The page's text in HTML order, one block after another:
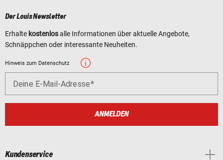
Der Louis Newsletter
Erhalte kostenlosalle Informationen über aktuelle Angebote,
Schnäppchen oder interessante Neuheiten.
Hinweis zum Datenschutz
Deine E-Mail-Adresse
ANMELDEN
Kundenservice